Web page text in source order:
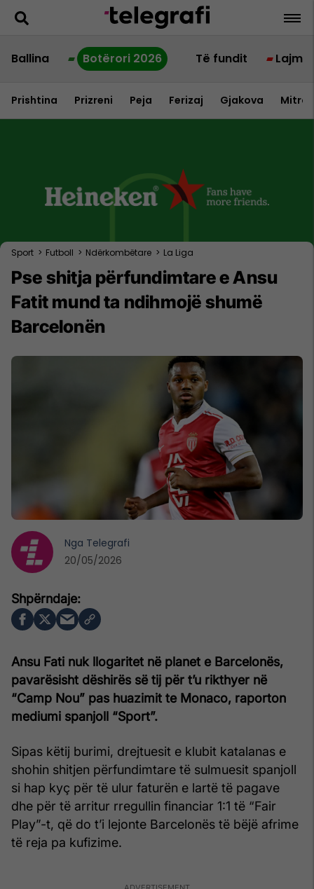
Ballina Botërori 2026 Të fundit Lajme
Prishtina Prizreni Peja Ferizaj Gjakova
Sport > Futboll > Ndërkombëtare > La Liga
Pse shitja përfundimtare e Ansu
Fatit mund ta ndihmojë shumë
Barcelonën
Ansu Fati nuk llogaritet në planet e Barcelonës,
pavarësisht dëshirës së tij për t’u rikthyer në
“Camp Nou” pas huazimit te Monaco, raporton
mediumi spanjoll “Sport”.
Sipas këtij burimi, drejtuesit e klubit katalanas e
shohin shitjen përfundimtare të sulmuesit spanjoll
si hap kyç për të ulur faturën e lartë të pagave
dhe për të arritur rregullin financiar 1:1 të “Fair
Play”-t, që do t’i lejonte Barcelonës të bëjë afrime
të reja pa kufizime.
Nga Telegrafi
20/05/2026